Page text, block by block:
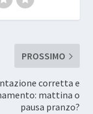
PROSSIMO
corretta e
mattina o
pausa pranzo?